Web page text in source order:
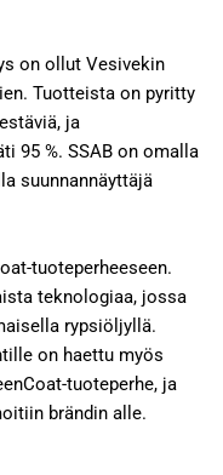
on ollut Vesivekin
Tuotteista on pyritty
ja
95 %. SSAB on omalla
suunnannäyttäjä
tuoteperheeseen.
teknologiaa, jossa
rypsiöljyllä.
on haettu myös
tuoteperhe, ja
brändin alle.